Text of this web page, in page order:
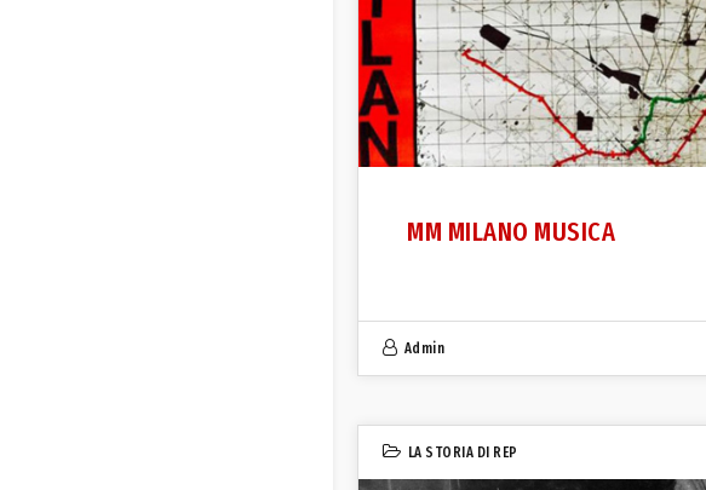
MM MILANO MUSICA
Admin
LA STORIA DI REP